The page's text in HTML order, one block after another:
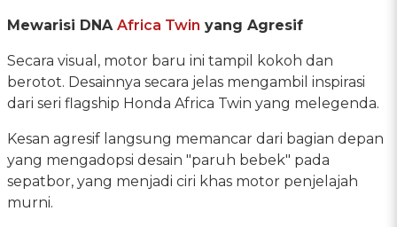
Mewarisi DNA Africa Twin yang Agresif
Secara visual, motor baru ini tampil kokoh dan
berotot. Desainnya secara jelas mengambil inspirasi
dari seri flagship Honda Africa Twin yang melegenda.
Kesan agresif langsung memancar dari bagian depan
yang mengadopsi desain "paruh bebek" pada
sepatbor, yang menjadi ciri khas motor penjelajah
murni.